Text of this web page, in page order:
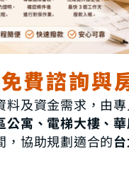
費諮詢與
料及資金需求，由
公寓、電梯大樓、
，協助規劃適合的